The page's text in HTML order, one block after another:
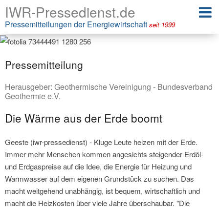
IWR-Pressedienst.de
Pressemitteilungen der Energiewirtschaft seit 1999
Pressemitteilung
Herausgeber: Geothermische Vereinigung - Bundesverband
Geothermie e.V.
Die Wärme aus der Erde boomt
Geeste (iwr-pressedienst) - Kluge Leute heizen mit der Erde.
Immer mehr Menschen kommen angesichts steigender Erdöl-
und Erdgaspreise auf die Idee, die Energie für Heizung und
Warmwasser auf dem eigenen Grundstück zu suchen. Das
macht weitgehend unabhängig, ist bequem, wirtschaftlich und
macht die Heizkosten über viele Jahre überschaubar. "Die